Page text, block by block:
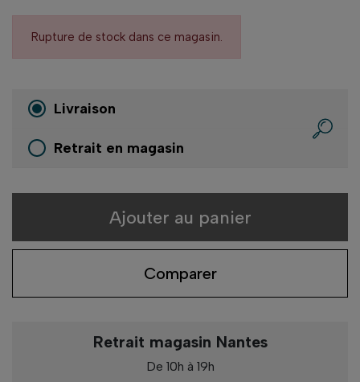
Rupture de stock dans ce magasin.
Livraison
Retrait en magasin
Ajouter au panier
Comparer
Retrait magasin Nantes
De 10h à 19h